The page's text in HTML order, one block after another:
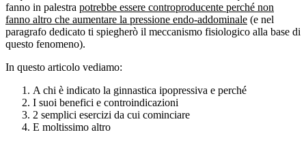
fanno in palestra potrebbe essere controproducente perché non
fanno altro che aumentare la pressione endo-addominale (e nel
paragrafo dedicato ti spiegherò il meccanismo fisiologico alla base di
questo fenomeno).
In questo articolo vediamo:
A chi è indicato la ginnastica ipopressiva e perché
I suoi benefici e controindicazioni
2 semplici esercizi da cui cominciare
E moltissimo altro